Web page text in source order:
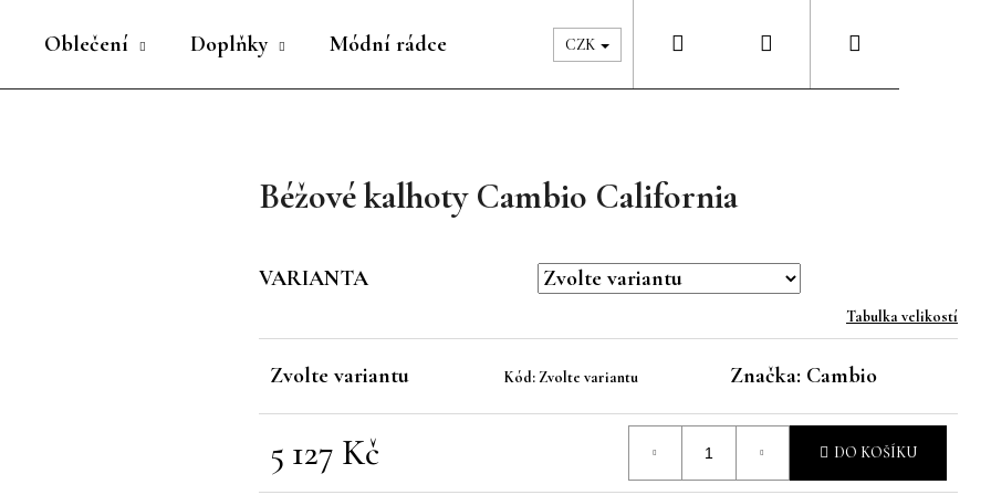
Oblečení Doplňky Módní rádce Péče & Šatník Kontakty
CZK Přihlášení
Béžové kalhoty Cambio California
VARIANTA
Tabulka velikostí
Zvolte variantu Kód: Zvolte variantu Značka: Cambio
5 127 Kč
Měrná
DO KOŠÍKU
HLEDAT